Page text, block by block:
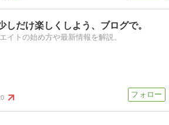
しだけ楽しくしよう、ブログで。
イトの始め方や最新情報を解説。